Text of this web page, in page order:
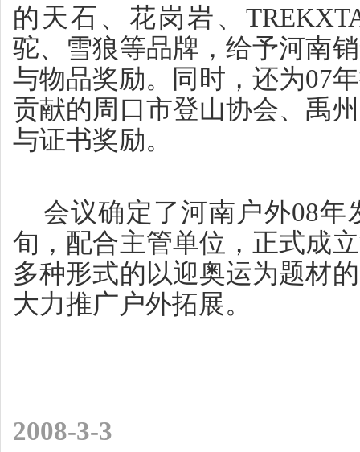
的天石、花岗岩、
驼、雪狼等品牌，给予河南
与物品奖励。同时，还为07
贡献的周口市登山协会、禹
与证书奖励。
会议确定了河南户外08年
旬，配合主管单位，正式成
多种形式的以迎奥运为题材
大力推广户外拓展。
2008-3-3